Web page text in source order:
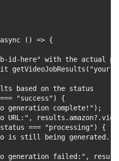
async () => {
id-here" with the actual
getVideoJobResults("your-
based on the status
"success") {
generation complete!");
URL:",
=== "processing") {
is still being
generation failed:",